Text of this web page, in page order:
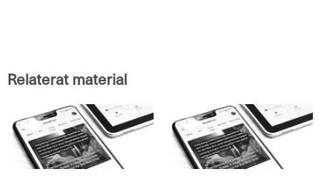
Relaterat material